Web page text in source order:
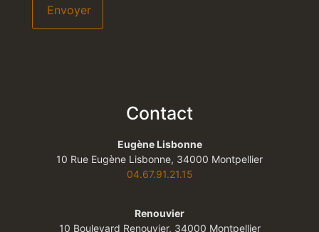
Contact
Eugène Lisbonne
10 Rue Eugène Lisbonne, 34000 Montpellier
04.67.91.21.15
Renouvier
10 Boulevard Renouvier, 34000 Montpellier